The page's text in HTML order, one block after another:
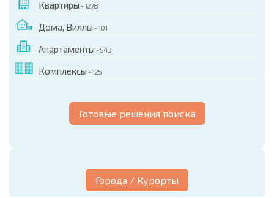
Квартиры - 1278
Дома, Виллы - 101
Апартаменты - 543
Комплексы - 125
Готовые решения поиска
Города / Курорты